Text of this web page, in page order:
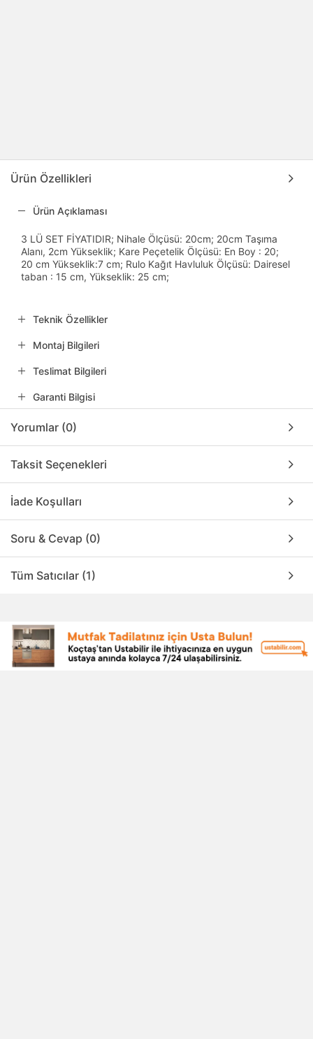
Ürün Özellikleri
Ürün Açıklaması
3 LÜ SET FİYATIDIR; Nihale Ölçüsü: 20cm; 20cm Taşıma
Alanı, 2cm Yükseklik; Kare Peçetelik Ölçüsü: En Boy : 20;
20 cm Yükseklik:7 cm; Rulo Kağıt Havluluk Ölçüsü: Dairesel
taban : 15 cm, Yükseklik: 25 cm;
Teknik Özellikler
Montaj Bilgileri
Teslimat Bilgileri
Garanti Bilgisi
Yorumlar (0)
Taksit Seçenekleri
İade Koşulları
Soru & Cevap (0)
Tüm Satıcılar (1)